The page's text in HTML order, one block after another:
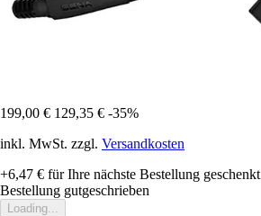
199,00 € 129,35 € -35%
inkl. MwSt. zzgl. Versandkosten
+6,47 € für Ihre nächste Bestellung geschenkt
Bestellung gutgeschrieben
Loading...